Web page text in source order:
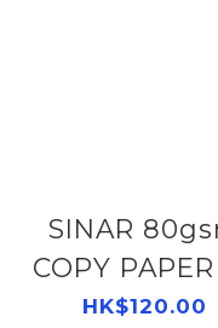
SINAR 80gsm
COPY PAPER A3
- YELLOW
HK$120.00